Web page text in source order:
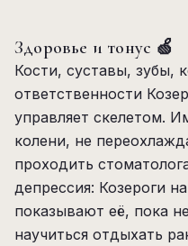
Здоровье и тонус 🍏
Кости, суставы, зубы,
ответственности
управляет скелетом.
колени, не
проходить
депрессия: Козероги
показывают её, пока
научиться отдыхать